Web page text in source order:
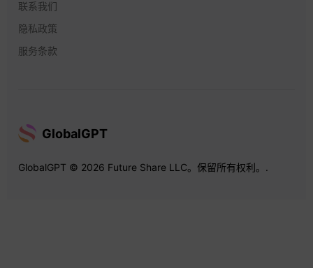
联系我们
隐私政策
服务条款
GlobalGPT
GlobalGPT © 2026 Future Share LLC。保留所有权利。.